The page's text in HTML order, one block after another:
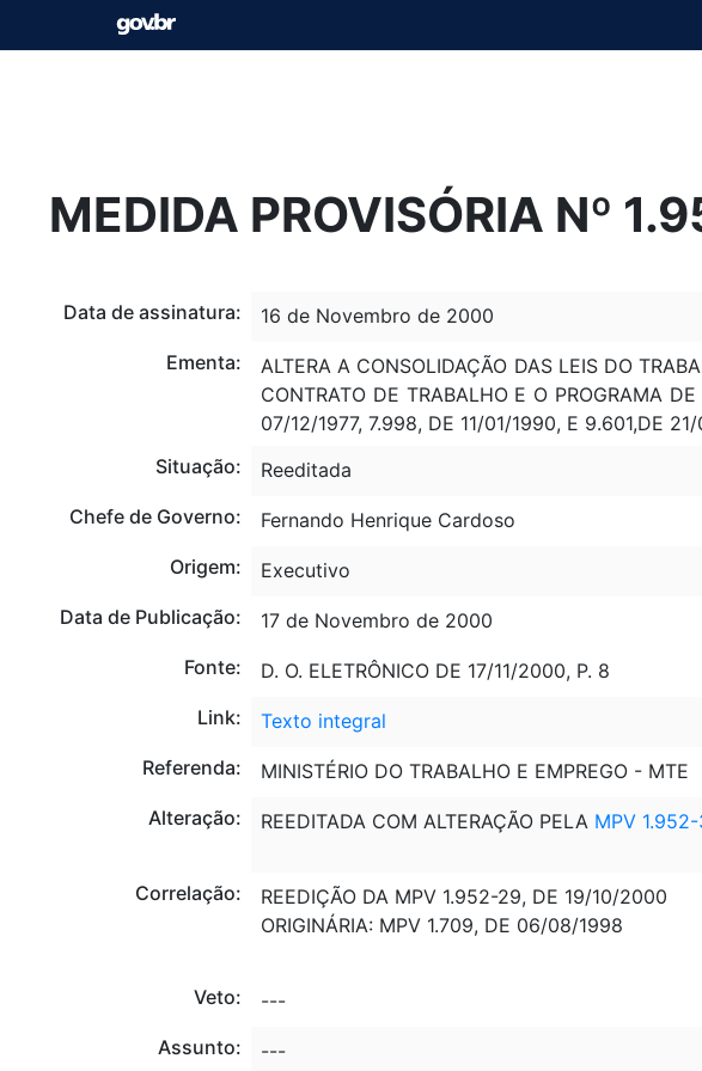
MEDIDA PROVISÓRIA Nº
Data de assinatura:
16 de Novembro de 2000
Ementa:
ALTERA A CONSOLIDAÇÃO DAS LEIS DO
CONTRATO DE TRABALHO E O PROGRAMA
07/12/1977, 7.998, DE 11/01/1990, E 9.601,DE
Situação:
Reeditada
Chefe de Governo:
Fernando Henrique Cardoso
Origem:
Executivo
Data de Publicação:
17 de Novembro de 2000
Fonte:
D. O. ELETRÔNICO DE 17/11/2000, P. 8
Link:
Texto integral
Referenda:
MINISTÉRIO DO TRABALHO E EMPREGO - MTE
Alteração:
REEDITADA COM ALTERAÇÃO PELA MPV 1.952-
Correlação:
REEDIÇÃO DA MPV 1.952-29, DE 19/10/2000
ORIGINÁRIA: MPV 1.709, DE 06/08/1998
Veto:
---
Assunto:
---